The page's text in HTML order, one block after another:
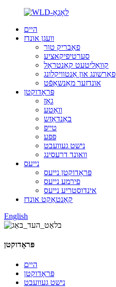
היים
וועגן אונדז
פאַבריק טור
סערטיפיקאציע
קוואַליטעט קאָנטראָל
פאָרשונג און אַנטוויקלונג
אונדזער מאַנשאַפֿט
פּראָדוקטן
גאָז
וואַטע
באַנדאַזש
טייפּ
פּפּע
נישט געוועבט
וואונד דרעסינג
נייעס
פּראָדוקטן נייעס
פירמע נייעס
אינדוסטריע נייעס
קאָנטאַקט אונדז
English
פּראָדוקטן
היים
פּראָדוקטן
נישט געוועבט